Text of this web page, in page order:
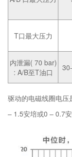
T口最大压力
内泄漏( 70 bar)
: A/B至T油口
驱动的电磁线圈电
– 1.5安培或0 – 0.7安